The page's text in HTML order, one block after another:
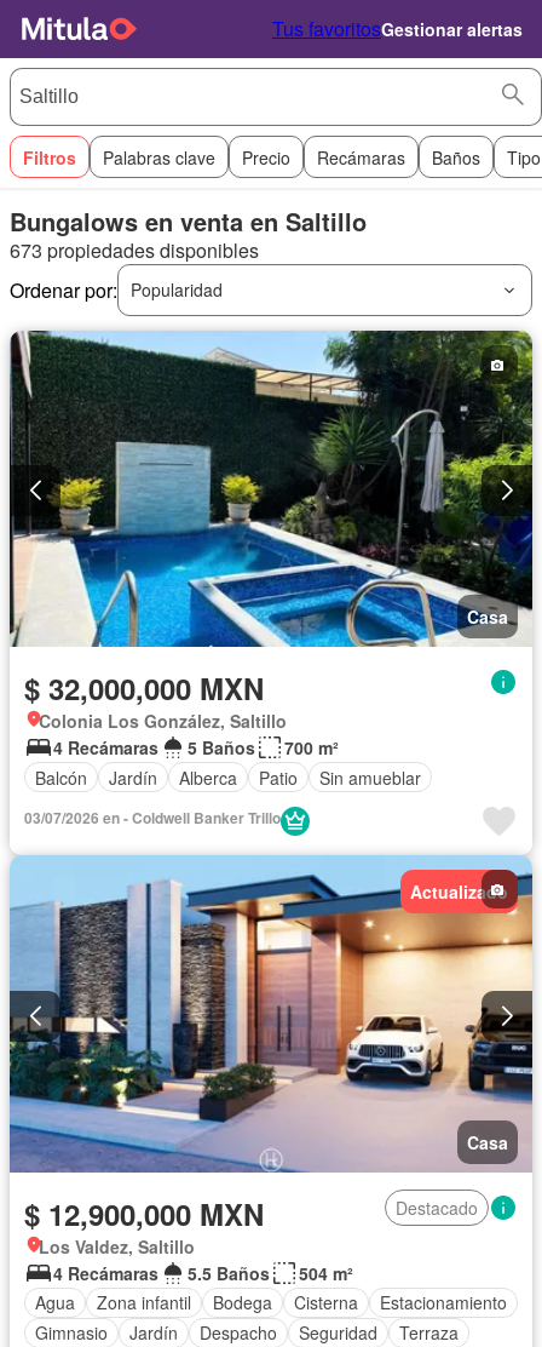
Tus favoritosGestionar alertas
Filtros Palabras clave Precio Recámaras Baños
Bungalows en venta en Saltillo
673 propiedades disponibles
Ordenar por:
Popularidad
Casa
$ 32,000,000 MXN
Colonia Los González, Saltillo
4 Recámaras
5 Baños
700 m²
Balcón
Jardín Alberca Patio Sin amueblar
03/07/2026 en - Coldwell Banker Trillo
Actualizado
Casa
$ 12,900,000 MXN
Destacado
Los Valdez, Saltillo
4 Recámaras
5.5 Baños
504 m²
Agua
Zona infantil Bodega Cisterna
Estacionamiento
Gimnasio
Jardín Despacho Seguridad
Terraza